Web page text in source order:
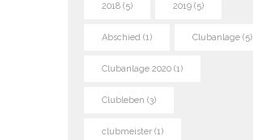
2018(5) 2019(5)
Abschied (1) Clubanlage(5)
Clubanlage 2020(1)
Clubleben (3)
clubmeister(1)